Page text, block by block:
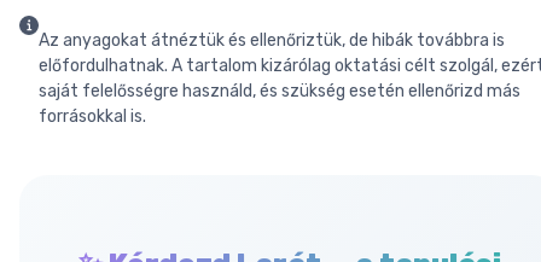
Az anyagokat átnéztük és ellenőriztük, de hibák továbbra is
előfordulhatnak. A tartalom kizárólag oktatási célt szolgál,
saját felelősségre használd, és szükség esetén ellenőrizd más
forrásokkal is.